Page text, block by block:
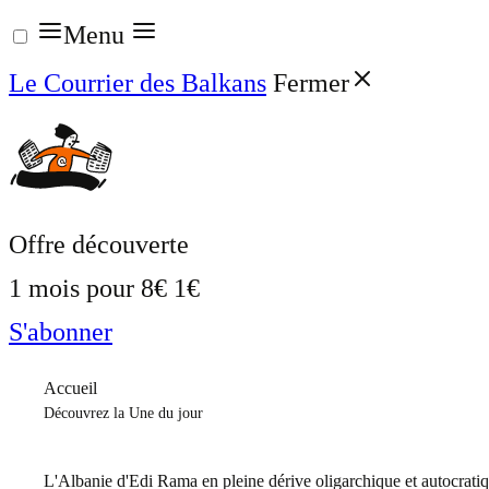
Aller
au
contenu
Menu
Le Courrier des Balkans Fermer
Offre découverte
1 mois pour 8€ 1€
S'abonner
Accueil
Découvrez la Une du jour
L'Albanie d'Edi Rama en pleine dérive oligarchique et